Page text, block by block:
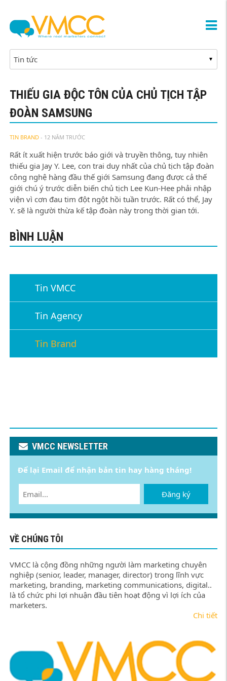
THIẾU GIA ĐỘC TÔN CỦA CHỦ TỊCH TẬP
ĐOÀN SAMSUNG
TIN BRAND - 12 NĂM TRƯỚC
Rất ít xuất hiện trước báo giới và truyền thông, tuy nhiên
thiếu gia Jay Y. Lee, con trai duy nhất của chủ tịch tập đoàn
công nghệ hàng đầu thế giới Samsung đang được cả thế
giới chú ý trước diễn biến chủ tịch Lee Kun-Hee phải nhập
viện vì cơn đau tim đột ngột hồi tuần trước. Rất có thể, Jay
Y. sẽ là người thừa kế tập đoàn này trong thời gian tới.
BÌNH LUẬN
Tin VMCC
Tin Agency
Tin Brand
VMCC NEWSLETTER
Để lại Email để nhận bản tin hay hàng tháng!
Đăng ký
VỀ CHÚNG TÔI
VMCC là cộng đồng những người làm marketing chuyên
nghiệp (senior, leader, manager, director) trong lĩnh vực
marketing, branding, marketing communications, digital..
là tổ chức phi lợi nhuận đầu tiên hoạt động vì lợi ích của
marketers.
Chi tiết